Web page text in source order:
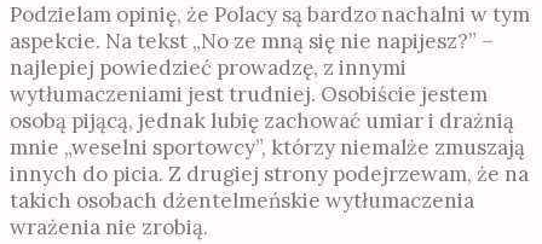
Podzielam opinię, że Polacy są bardzo nachalni w tym
aspekcie. Na tekst „No ze mną się nie napijesz?” –
najlepiej powiedzieć prowadzę, z innymi
wytłumaczeniami jest trudniej. Osobiście jestem
osobą pijącą, jednak lubię zachować umiar i drażnią
mnie „weselni sportowcy”, którzy niemalże zmuszają
innych do picia. Z drugiej strony podejrzewam, że na
takich osobach dżentelmeńskie wytłumaczenia
wrażenia nie zrobią.